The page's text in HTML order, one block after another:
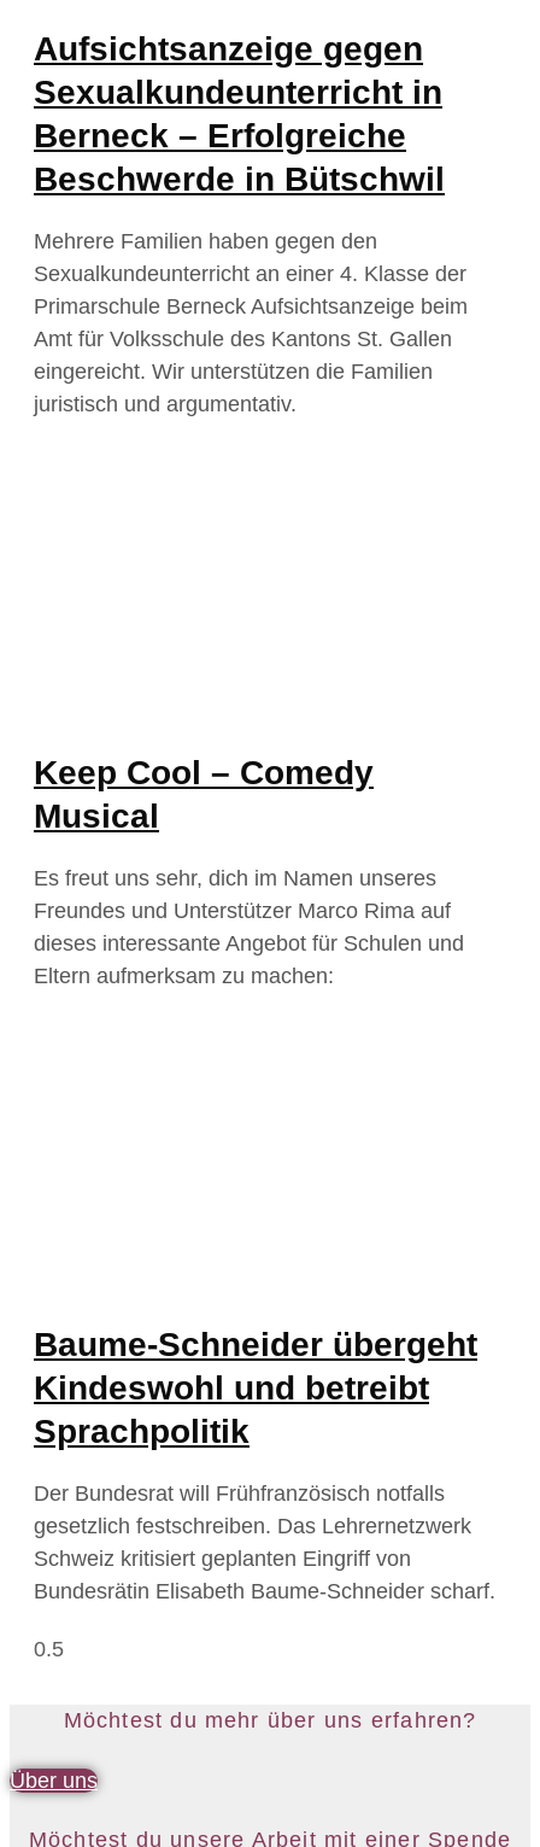
Aufsichtsanzeige gegen
Sexualkundeunterricht in
Berneck – Erfolgreiche
Beschwerde in Bütschwil
Mehrere Familien haben gegen den
Sexualkundeunterricht an einer 4. Klasse der
Primarschule Berneck Aufsichtsanzeige beim
Amt für Volksschule des Kantons St. Gallen
eingereicht. Wir unterstützen die Familien
juristisch und argumentativ.
Keep Cool – Comedy
Musical
Es freut uns sehr, dich im Namen unseres
Freundes und Unterstützer Marco Rima auf
dieses interessante Angebot für Schulen und
Eltern aufmerksam zu machen:
Baume-Schneider übergeht
Kindeswohl und betreibt
Sprachpolitik
Der Bundesrat will Frühfranzösisch notfalls
gesetzlich festschreiben. Das Lehrernetzwerk
Schweiz kritisiert geplanten Eingriff von
Bundesrätin Elisabeth Baume-Schneider scharf.
Möchtest du mehr über uns erfahren?
Über uns
Möchtest du unsere Arbeit mit einer Spende